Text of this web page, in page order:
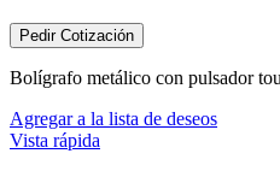
Pedir Cotización
Bolígrafo metálico con pulsador
Agregar a la lista de deseos
Vista rápida